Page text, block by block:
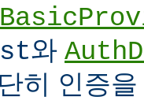
와
히 인증